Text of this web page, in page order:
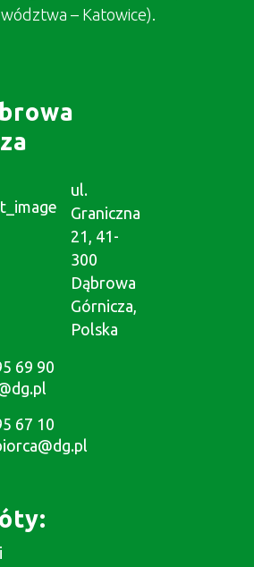
– Katowice).
ul.
Graniczna
21, 41-
300
Dąbrowa
Górnicza,
Polska
69 90
67 10